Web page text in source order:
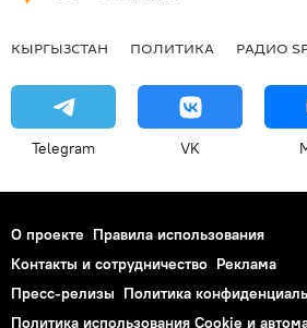
КЫРГЫЗСТАН ПОЛИТИКА РАДИО
Telegram VK
О проекте Правила использования
Контакты и сотрудничество Реклама
Пресс-релизы Политика
Политика использования Cookie и